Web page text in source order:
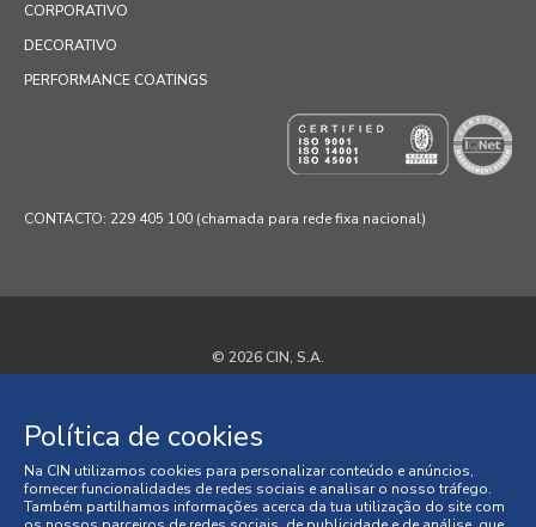
CORPORATIVO
DECORATIVO
PERFORMANCE COATINGS
CONTACTO: 229 405 100 (chamada para rede fixa nacional)
© 2026 CIN, S.A.
Política de Privacidade
Política de Cookies
Política de cookies
Na CIN utilizamos cookies para personalizar conteúdo e anúncios,
fornecer funcionalidades de redes sociais e analisar o nosso tráfego.
Também partilhamos informações acerca da tua utilização do site com